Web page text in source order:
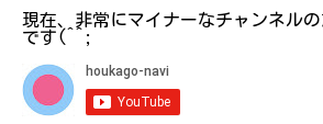
現在、非常にマイナーなチャンネル
です(^^;